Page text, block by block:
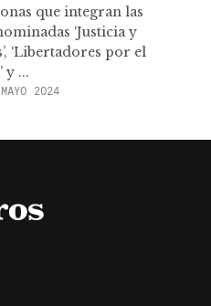
que integran las
‘Justicia y
‘Libertadores por el
y ...
2024